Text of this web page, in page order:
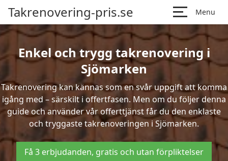
Takrenovering-pris.se Menu
Enkel och trygg takrenovering i
Sjömarken
Takrenovering kan kännas som en svår uppgift att komma
igång med – särskilt i offertfasen. Men om du följer denna
guide och använder vår offerttjänst får du den enklaste
och tryggaste takrenoveringen i Sjömarken.
Få 3 erbjudanden, gratis och utan förpliktelser